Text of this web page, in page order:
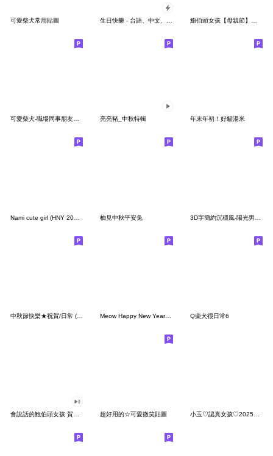
可愛柴犬常用貼圖
可愛柴犬-職場同事朋友常用 亮亮豬_中秋特輯 年末年初！好貓湯米
柚見中秋平安兔
Meow Happy New Year <3 Q柴犬很日常6
會說話的鮑伯頭女孩 賀虎年篇 超好用的☆可愛微笑貼圖 小玉♡認真女孩♡2025蛇年祝福